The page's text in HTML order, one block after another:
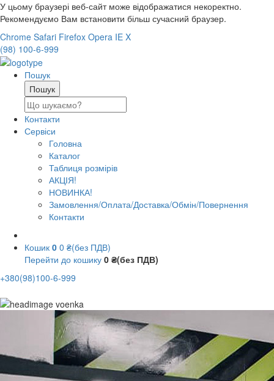
У цьому браузері веб-сайт може відображатися некоректно.
Рекомендуємо Вам встановити більш сучасний браузер.
Chrome Safari Firefox Opera IE X
(98) 100-6-999
Пошук
Контакти
Сервіси
Головна
Каталог
Таблиця розмірів
АКЦІЯ!
НОВИНКА!
Замовлення/Оплата/Доставка/Обмін/Повернення
Контакти
Кошик 0 0 ₴(без ПДВ)
Перейти до кошику 0 ₴(без ПДВ)
+380(98)100-6-999